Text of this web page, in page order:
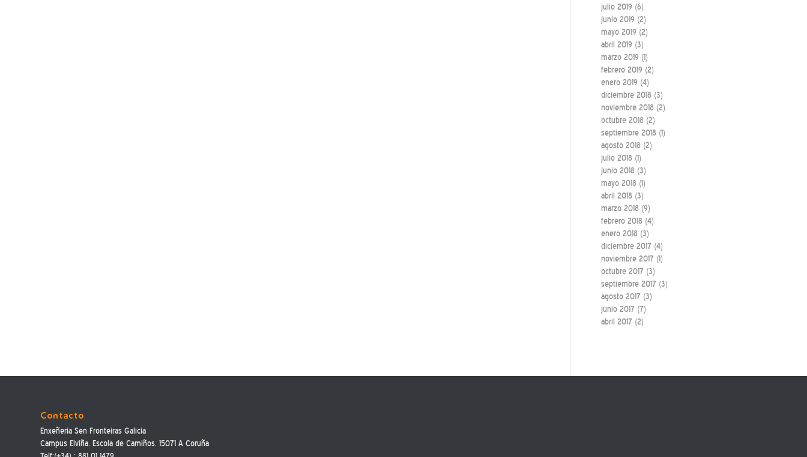
julio 2019 (6)
junio 2019 (2)
mayo 2019 (2)
abril 2019 (3)
marzo 2019 (1)
febrero 2019 (2)
enero 2019 (4)
diciembre 2018 (3)
noviembre 2018 (2)
octubre 2018 (2)
septiembre 2018 (1)
agosto 2018 (2)
julio 2018 (1)
junio 2018 (3)
mayo 2018 (1)
abril 2018 (3)
marzo 2018 (9)
febrero 2018 (4)
enero 2018 (3)
diciembre 2017 (4)
noviembre 2017 (1)
octubre 2017 (3)
septiembre 2017 (3)
agosto 2017 (3)
junio 2017 (7)
abril 2017 (2)
Contacto
Enxeñeria Sen Fronteiras Galicia
Campus Elviña. Escola de Camiños. 15071 A Coruña